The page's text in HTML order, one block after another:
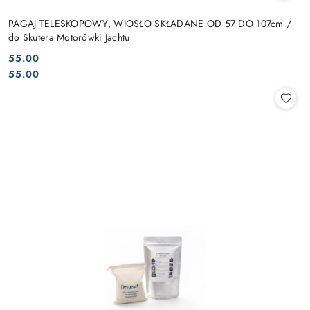
PAGAJ TELESKOPOWY, WIOSŁO SKŁADANE OD 57 DO 107cm /
do Skutera Motorówki Jachtu
Cena:
55.00
Cena:
55.00